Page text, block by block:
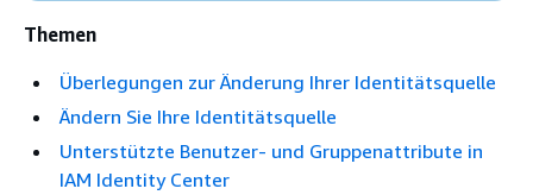
Themen
Überlegungen zur Änderung Ihrer Identitätsquelle
Ändern Sie Ihre Identitätsquelle
Unterstützte Benutzer- und Gruppenattribute in
IAM Identity Center